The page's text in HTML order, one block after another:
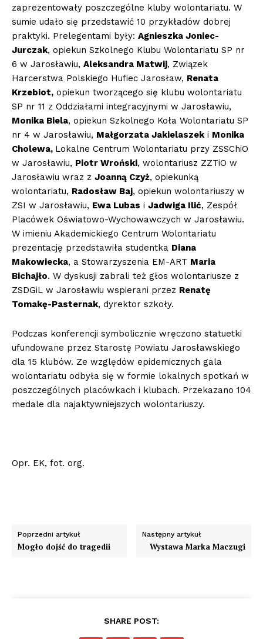
zaprezentowały poszczególne kluby wolontariatu. W
sumie udało się przedstawić 10 przykładów dobrej
praktyki. Prelegentami były: Agnieszka Joniec-
Jurczak, opiekun Szkolnego Klubu Wolontariatu SP nr
6 w Jarosławiu, Aleksandra Matwij, Związek
Harcerstwa Polskiego Hufiec Jarosław, Renata
Krzebiot, opiekun tworzącego się klubu wolontariatu
SP nr 11 z Oddziałami integracyjnymi w Jarosławiu,
Monika Biela, opiekun Szkolnego Koła Wolontariatu SP
nr 4 w Jarosławiu, Małgorzata Jakielaszeki Monika
Cholewa, Lokalne Centrum Wolontariatu przy ZSSChiO
w Jarosławiu, Piotr Wroński, wolontariusz ZZTiO w
Jarosławiu wraz z Joanną Czyż, opiekunką
wolontariatu, Radosław Baj, opiekun wolontariuszy w
ZSI w Jarosławiu, Ewa Lubas i Jadwiga Ilić, Zespół
Placówek Oświatowo-Wychowawczych w Jarosławiu.
W imieniu Akademickiego Centrum Wolontariatu
prezentację przedstawiła studentka Diana
Makowiecka, a Stowarzyszenia EM-ART Maria
Bichajło. W dyskusji zabrali też głos wolontariusze z
ZSDGiL w Jarosławiu wspierani przez Renatę
Tomakę-Pasternak, dyrektor szkoły.
Podczas konferencji symbolicznie wręczono statuetki
ufundowane przez Starostę Powiatu Jarosławskiego
dla 15 klubów. Ze względów epidemicznych gala
wolontariatu odbyła się w formie lokalnych spotkań w
poszczególnych placówkach i klubach. Przekazano 104
medale dla najaktywniejszych wolontariuszy.
Opr. EK, fot. org.
Poprzedni artykuł
Mogło dojść do tragedii
Następny artykuł
Wystawa Marka Maczugi
SHARE POST: